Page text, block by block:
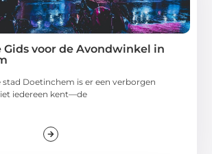
Gids voor de Avondwinkel in
stad Doetinchem is er een verborgen
iedereen kent—de